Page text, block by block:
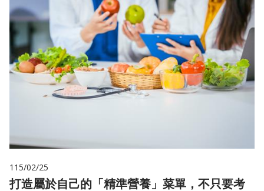
115/02/25
打造屬於自己的「精準營養」菜單，不只要考